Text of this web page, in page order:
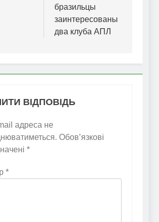
бразильцы
заинтересованы
два клуба АПЛ
ВІДПОВІДЬ
адреса не
Обов’язкові
*
*